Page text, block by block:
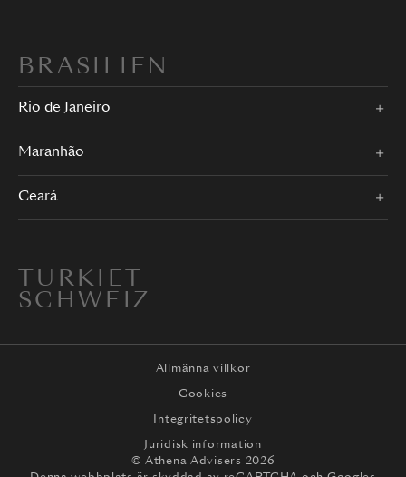
BRASILIEN
Rio de Janeiro
Maranhão
Ceará
TURKIET
SCHWEIZ
Allmänna villkor
Cookies
Integritetspolicy
Juridisk information
© Athena Advisers 2026